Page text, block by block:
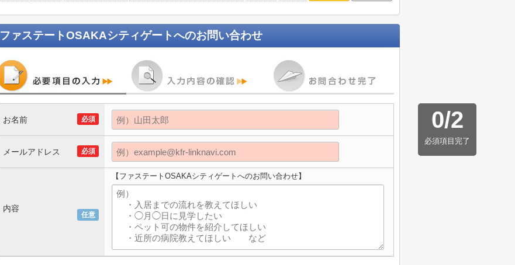
ファステートOSAKAシティゲートへのお問い合わせ
0/2
必須項目完了
必須
お名前
必須
メールアドレス
任意
内容
【ファステートOSAKAシティゲートへのお問い合わせ】